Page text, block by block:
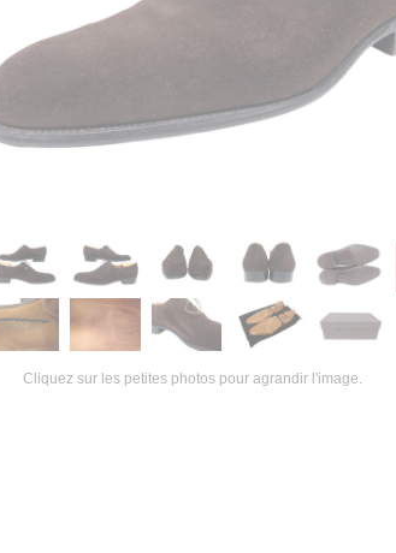
Cliquez sur les petites photos pour agrandir l'image.